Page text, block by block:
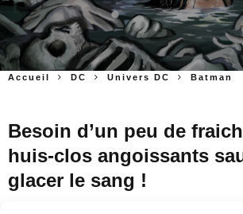
Accueil DC Univers DC Batman
Besoin d’un peu de
huis-clos angoissants
glacer le sang !